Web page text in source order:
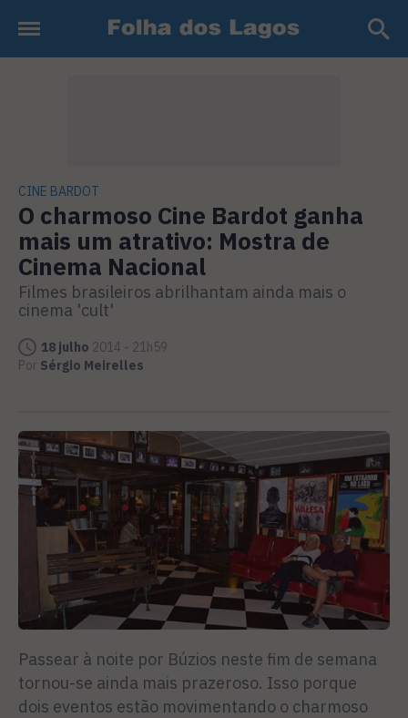
CINE BARDOT
O charmoso Cine Bardot ganha
mais um atrativo: Mostra de
Cinema Nacional
Filmes brasileiros abrilhantam ainda mais o
cinema 'cult'
18 julho 2014 - 21h59
Por Sérgio Meirelles
Passear à noite por Búzios neste fim de semana
tornou-se ainda mais prazeroso. Isso porque
dois eventos estão movimentando o charmoso